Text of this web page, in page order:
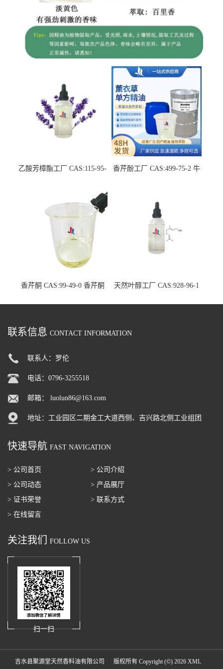
乙酸芳樟酯工厂 CAS:115-95-
香芹酚工厂 CAS:499-75-2 牛
香芹酮 CAS:99-49-0 香芹酮
天然叶醇工厂 CAS:928-96-1
联系信息 CONTACT INFORMATION
联系人：罗伦
电话：0796-3255518
邮箱： luolun86@163.com
地址：工业园区二期金工大道西侧、吉兴路北侧工业组团
快速导航 FAST NAVIGATION
> 公司首页
> 公司介绍
> 公司动态
> 产品展厅
> 证书荣誉
> 联系方式
> 在线留言
关注我们 FOLLOW US
扫一扫
吉水县聚源堂天然香料油有限公司 版权所有 Copyright (©) 2026 XML